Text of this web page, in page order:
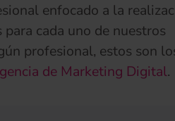
enfocado a la
cada uno de nuestros
profesional, estos son
de Marketing Digital.